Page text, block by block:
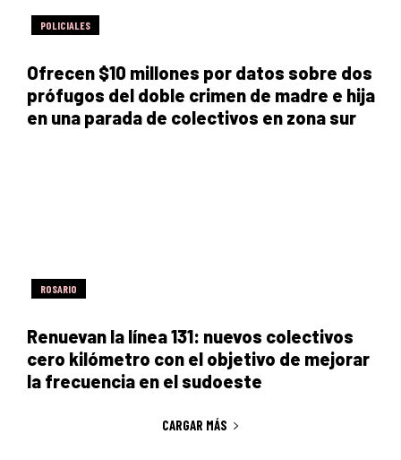
POLICIALES
Ofrecen $10 millones por datos sobre dos
prófugos del doble crimen de madre e hija
en una parada de colectivos en zona sur
ROSARIO
Renuevan la línea 131: nuevos colectivos
cero kilómetro con el objetivo de mejorar
la frecuencia en el sudoeste
CARGAR MÁS